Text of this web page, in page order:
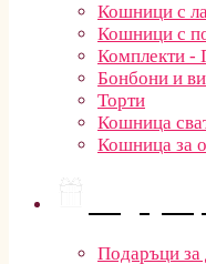
Кошници с
Кошници с
Комплекти -
Бонбони и
Торти
Кошница
Кошница за
Подаръци за